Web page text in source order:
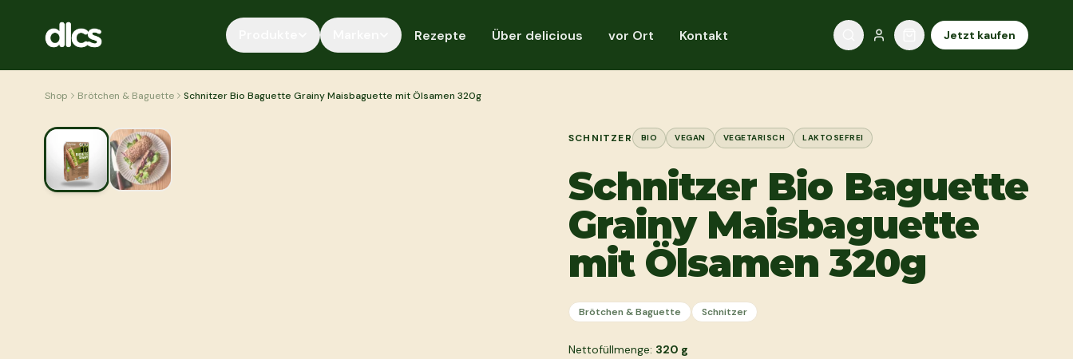
Rezepte Über delicious vor Ort Kontakt Jetzt kaufen
Shop Brötchen & Baguette Schnitzer Bio Baguette Grainy Maisbaguette mit Ölsamen 320g
SCHNITZER BIO VEGAN VEGETARISCH LAKTOSEFREI
Schnitzer Bio Baguette
Grainy Maisbaguette
mit Ölsamen 320g
Brötchen & Baguette Schnitzer
Nettofüllmenge: 320 g